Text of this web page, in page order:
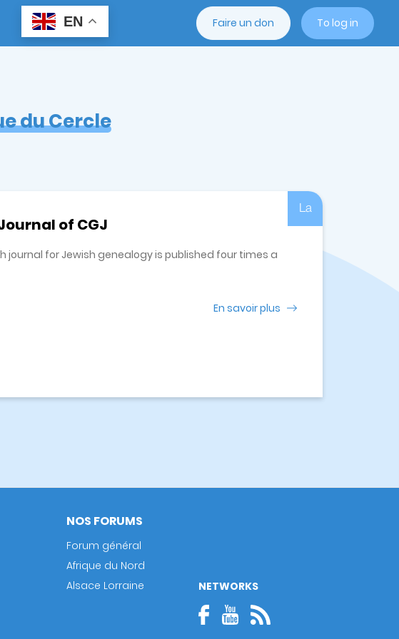
EN Faire un don To log in
du Cercle
La
of CGJ
journal for Jewish genealogy is published four times a
En savoir plus
NOS FORUMS
Forum général
Afrique du Nord
Alsace Lorraine
NETWORKS